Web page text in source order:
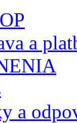
a
a